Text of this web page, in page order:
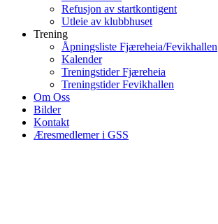
Refusjon av startkontigent
Utleie av klubbhuset
Trening
Åpningsliste Fjæreheia/Fevikhallen
Kalender
Treningstider Fjæreheia
Treningstider Fevikhallen
Om Oss
Bilder
Kontakt
Æresmedlemer i GSS